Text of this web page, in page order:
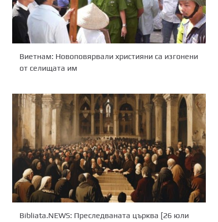
Виетнам: Новоповярвали християни са изгонени
от селищата им
Bibliata.NEWS: Преследваната църква [26 юли